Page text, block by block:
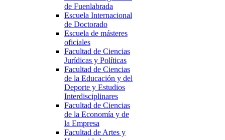
de Fuenlabrada
Escuela Internacional
de Doctorado
Escuela de másteres
oficiales
Facultad de Ciencias
Jurídicas y Políticas
Facultad de Ciencias
de la Educación y del
Deporte y Estudios
Interdisciplinares
Facultad de Ciencias
de la Economía y de
la Empresa
Facultad de Artes y